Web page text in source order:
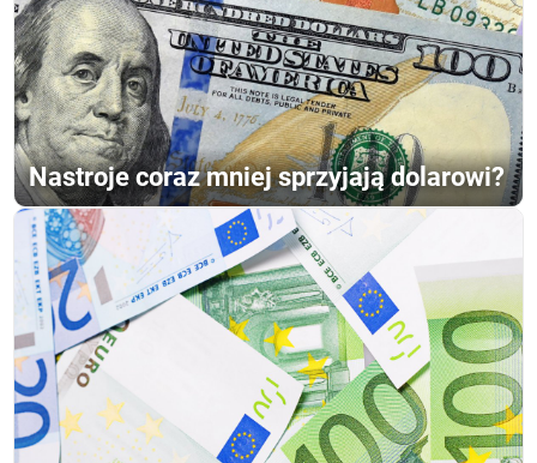
Nastroje coraz mniej sprzyjają dolarowi?